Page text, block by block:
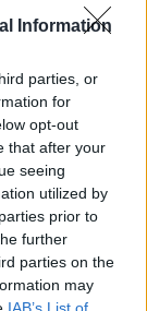
Information
parties, or
for
opt-out
that after your
seeing
utilized by
prior to
further
parties on the
may
do
a prova
nível,
cabeça de
foi